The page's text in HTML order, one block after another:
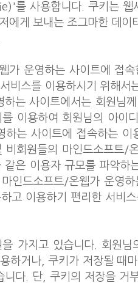
를 사용합니다. 쿠키는 웹
에게 보내는 조그마한 데이
가 운영하는 사이트에 접
비스를 이용하시기 위해서
는 사이트에서는 회원님
이용하여 회원님의 아이
하는 사이트에 접속하는 이
비회원들의 마인드소프트/
은 이용자 규모를 파악하
인드소프트/온웹가 운영
고 이용하기 편리한 서비
가지고 있습니다. 회원님
하거나, 쿠키가 저장될 때
다. 단, 쿠키의 저장을 거